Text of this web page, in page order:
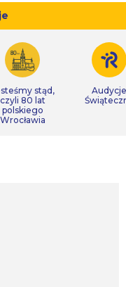
stąd,
czyli 80 lat
polskiego
Wrocławia
Audycje